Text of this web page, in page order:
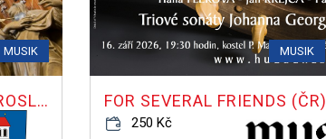
MUSIK
HUDBA HRAVÁ A LASKAVÁ - JAROSLAV TŮMA
MUSIK
FOR SEVERAL FRIENDS (ČR)
250 Kč